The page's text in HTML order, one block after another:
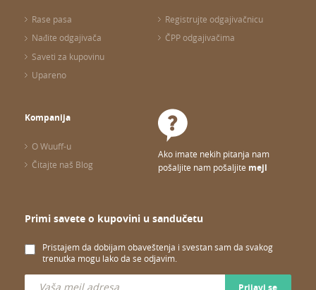
Rase pasa
Nađite odgajivača
Saveti za kupovinu
Upareno
Registrujte odgajivačnicu
ČPP odgajivačima
Kompanija
O Wuuff-u
Čitajte naš Blog
Ako imate nekih pitanja nam
pošaljite nam pošaljite mejl
Primi savete o kupovini u sandučetu
Pristajem da dobijam obaveštenja i svestan sam da svakog
trenutka mogu lako da se odjavim.
Prijavi se